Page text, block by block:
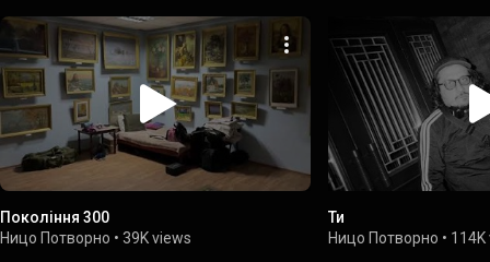
Покоління 300
Ницо Потворно • 39K views
Ти
Ницо Потворно •